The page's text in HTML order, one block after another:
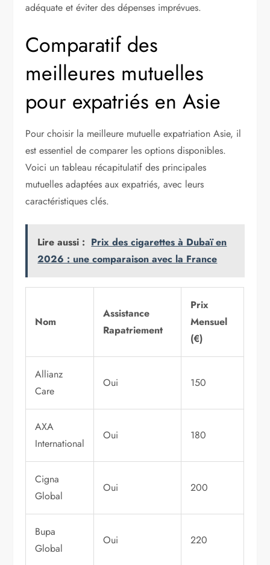
adéquate et éviter des dépenses imprévues.
Comparatif des
meilleures mutuelles
pour expatriés en Asie
Pour choisir la meilleure mutuelle expatriation Asie, il
est essentiel de comparer les options disponibles.
Voici un tableau récapitulatif des principales
mutuelles adaptées aux expatriés, avec leurs
caractéristiques clés.
Lire aussi : Prix des cigarettes à Dubaï en
2026 : une comparaison avec la France
Nom
Assistance
Rapatriement
Prix
Mensuel
(€)
Allianz
Care
Oui 150
AXA
International
Oui 180
Cigna
Global
Oui 200
Bupa
Global
Oui 220